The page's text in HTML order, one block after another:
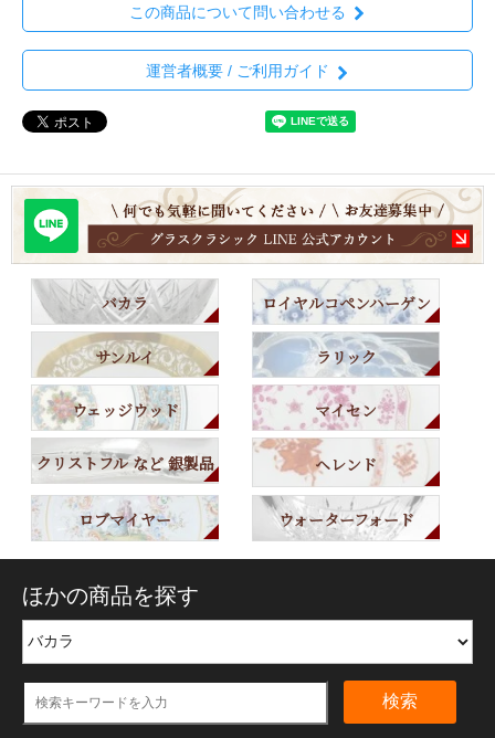
この商品について問い合わせる
運営者概要 / ご利用ガイド
バカラ ロイヤルコペンハーゲン
サンルイ ラリック
ウェッジウッド マイセン
クリストフル など 銀製品 ヘレンド
ロブマイヤー ウォーターフォード
ほかの商品を探す
検索